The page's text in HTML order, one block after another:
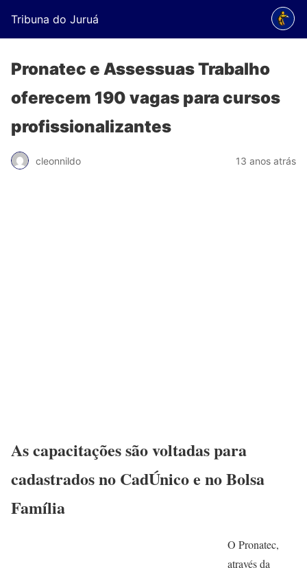
Tribuna do Juruá
Pronatec e Assessuas Trabalho
oferecem 190 vagas para cursos
profissionalizantes
cleonnildo 13 anos atrás
As capacitações são voltadas para
cadastrados no CadÚnico e no Bolsa
Família
O Pronatec,
através da